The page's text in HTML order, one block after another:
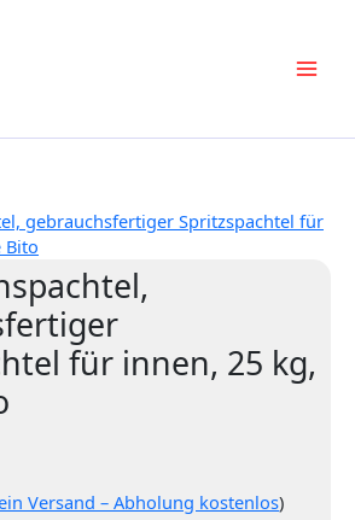
für innen, 25 kg,
Versand – Abholung kostenlos)